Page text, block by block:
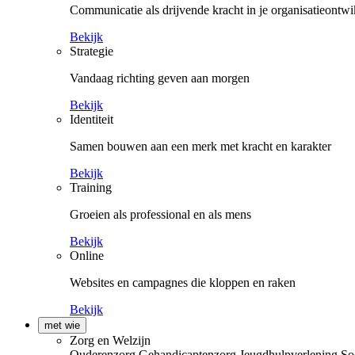
Communicatie als drijvende kracht in je
Bekijk
Strategie
Vandaag richting geven aan morgen
Bekijk
Identiteit
Samen bouwen aan een merk met kracht en karakter
Bekijk
Training
Groeien als professional en als mens
Bekijk
Online
Websites en campagnes die kloppen en raken
Bekijk
met wie
Zorg en Welzijn